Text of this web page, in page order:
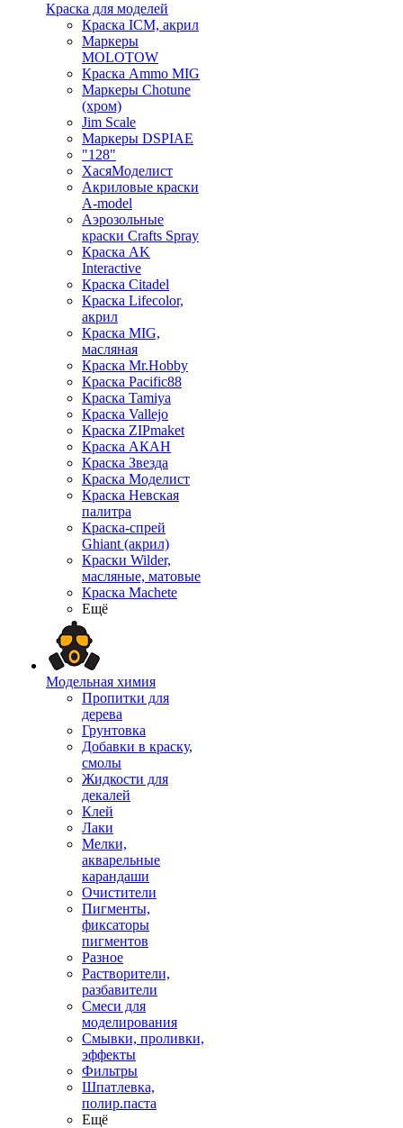
Краска для моделей
Краска ICM, акрил
Маркеры
MOLOTOW
Краска Ammo MIG
Маркеры Chotune
(хром)
Jim Scale
Маркеры DSPIAE
"128"
ХасяМоделист
Акриловые краски
A-model
Аэрозольные
краски Crafts Spray
Краска AK
Interactive
Краска Citadel
Краска Lifecolor,
акрил
Краска MIG,
масляная
Краска Mr.Hobby
Краска Pacific88
Краска Tamiya
Краска Vallejo
Краска ZIPmaket
Краска АКАН
Краска Звезда
Краска Моделист
Краска Невская
палитра
Краска-спрей
Ghiant (акрил)
Краски Wilder,
масляные, матовые
Краска Machete
Ещё
Модельная химия
Пропитки для
дерева
Грунтовка
Добавки в краску,
смолы
Жидкости для
декалей
Клей
Лаки
Мелки,
акварельные
карандаши
Очистители
Пигменты,
фиксаторы
пигментов
Разное
Растворители,
разбавители
Смеси для
моделирования
Смывки, проливки,
эффекты
Фильтры
Шпатлевка,
полир.паста
Ещё